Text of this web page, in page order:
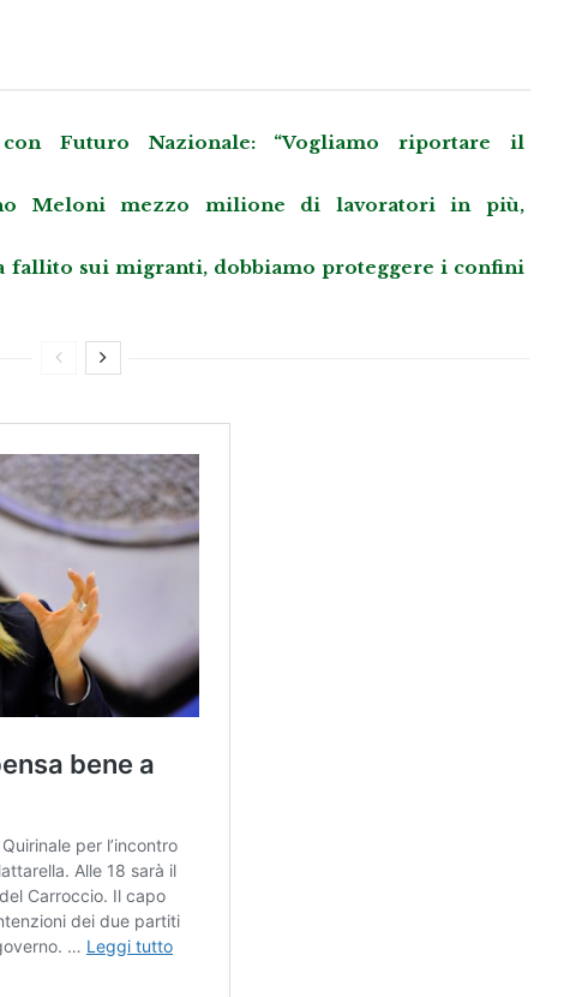
Futuro Nazionale: “Vogliamo riportare il
Meloni mezzo milione di lavoratori in più,
fallito sui migranti, dobbiamo proteggere i confini